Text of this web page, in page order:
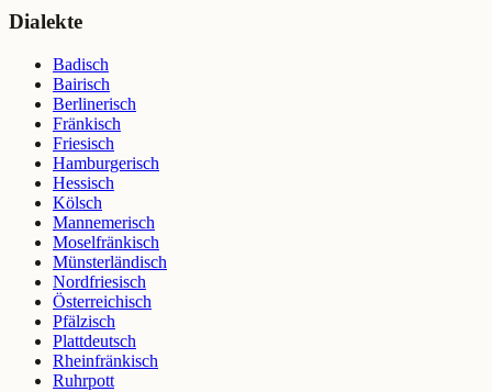
Dialekte
Badisch
Bairisch
Berlinerisch
Fränkisch
Friesisch
Hamburgerisch
Hessisch
Kölsch
Mannemerisch
Moselfränkisch
Münsterländisch
Nordfriesisch
Österreichisch
Pfälzisch
Plattdeutsch
Rheinfränkisch
Ruhrpott